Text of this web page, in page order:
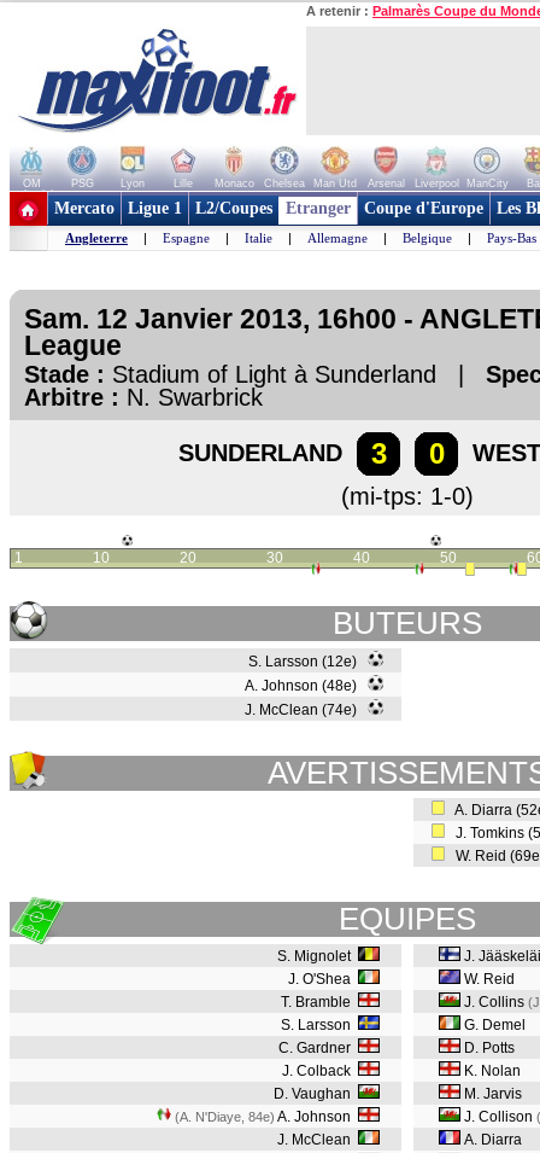
A retenir : Palmarès Coupe du
OM PSG Lyon Lille Monaco Chelsea Man Utd Arsenal Liverpool ManCity
+ de clubs
Mercato Ligue 1 L2/Coupes Etranger Coupe d'Europe Les
Angleterre | Espagne | Italie | Allemagne | Belgique | Pays-Bas
Sam. 12 Janvier 2013, 16h00 -
League
Stade : Stadium of Light à Sunderland |
Arbitre : N. Swarbrick
SUNDERLAND 3 0
(mi-tps: 1-0)
1 10 20 30 40 50
BUTEURS
S. Larsson (12e)
A. Johnson (48e)
J. McClean (74e)
A. Diarra
J. Tomkins
W. Reid
EQUIPES
S. Mignolet
J. O'Shea
T. Bramble
S. Larsson
C. Gardner
J. Colback
D. Vaughan
(A. N'Diaye, 84e) A. Johnson
J. McClean
J.
W. Reid
J. Collins
G. Demel
D. Potts
K. Nolan
M. Jarvis
J. Collison
A. Diarra